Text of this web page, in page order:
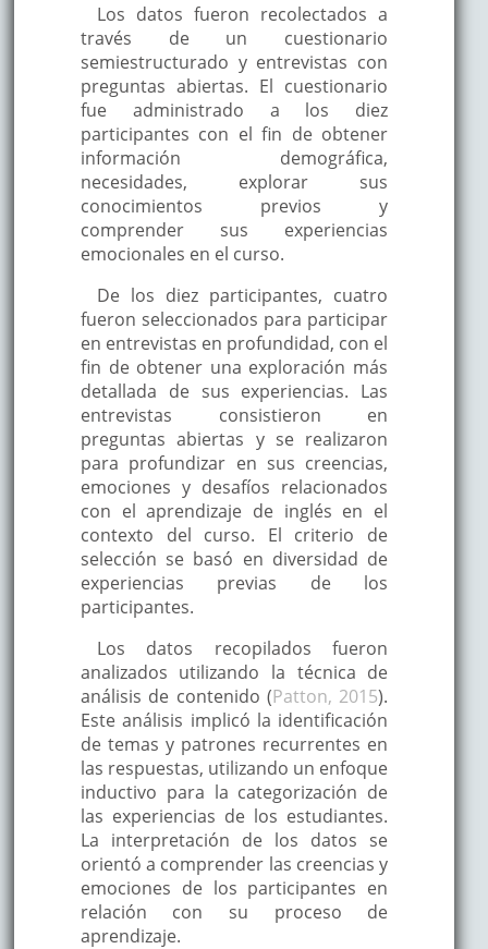
Los datos fueron recolectados a
través de un cuestionario
semiestructurado y entrevistas con
preguntas abiertas. El cuestionario
fue administrado a los diez
participantes con el fin de obtener
información demográfica,
necesidades, explorar sus
conocimientos previos y
comprender sus experiencias
emocionales en el curso.
De los diez participantes, cuatro
fueron seleccionados para participar
en entrevistas en profundidad, con el
fin de obtener una exploración más
detallada de sus experiencias. Las
entrevistas consistieron en
preguntas abiertas y se realizaron
para profundizar en sus creencias,
emociones y desafíos relacionados
con el aprendizaje de inglés en el
contexto del curso. El criterio de
selección se basó en diversidad de
experiencias previas de los
participantes.
Los datos recopilados fueron
analizados utilizando la técnica de
análisis de contenido (Patton, 2015).
Este análisis implicó la identificación
de temas y patrones recurrentes en
las respuestas, utilizando un enfoque
inductivo para la categorización de
las experiencias de los estudiantes.
La interpretación de los datos se
orientó a comprender las creencias y
emociones de los participantes en
relación con su proceso de
aprendizaje.